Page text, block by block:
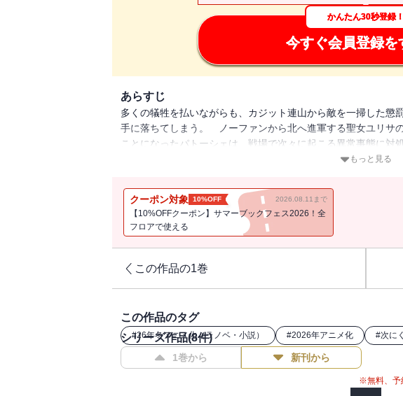
かんたん30秒登録！
今すぐ会員登録を
あらすじ
多くの犠牲を払いながらも、カジット連山から敵を一掃した懲
手に落ちてしまう。 ノーファンから北へ進軍する聖女ユリサ
ことになったパトーシェは、戦場で次々に起こる異常事態に
ロは魔王現象エンプーサによって監視されつつ共生派の拠点で
命じられたザイロは、やがて訪れた《始祖の門》で魔王現象を
る。 ――果たして、英雄の帰還は間に合うのか。戦いは熾烈を
もっと見る
クーポン対象 10%OFF 2026.08.11まで
【10%OFFクーポン】サマーブックフェス2026！全
フロアで使える
この作品の1巻
この作品のタグ
#26年冬アニメ化（ラノベ・小説） #2026年アニメ化 #次に
シリーズ作品(8件)
1巻から 新刊から
※無料、予